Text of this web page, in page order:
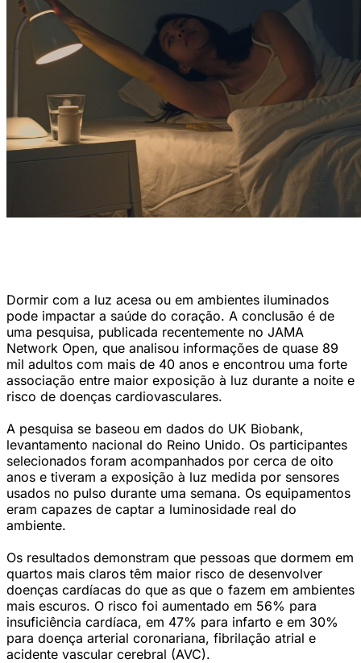
Dormir com a luz acesa ou em ambientes iluminados
pode impactar a saúde do coração. A conclusão é de
uma pesquisa, publicada recentemente no JAMA
Network Open, que analisou informações de quase 89
mil adultos com mais de 40 anos e encontrou uma forte
associação entre maior exposição à luz durante a noite e
risco de doenças cardiovasculares.
A pesquisa se baseou em dados do UK Biobank,
levantamento nacional do Reino Unido. Os participantes
selecionados foram acompanhados por cerca de oito
anos e tiveram a exposição à luz medida por sensores
usados no pulso durante uma semana. Os equipamentos
eram capazes de captar a luminosidade real do
ambiente.
Os resultados demonstram que pessoas que dormem em
quartos mais claros têm maior risco de desenvolver
doenças cardíacas do que as que o fazem em ambientes
mais escuros. O risco foi aumentado em 56% para
insuficiência cardíaca, em 47% para infarto e em 30%
para doença arterial coronariana, fibrilação atrial e
acidente vascular cerebral (AVC).